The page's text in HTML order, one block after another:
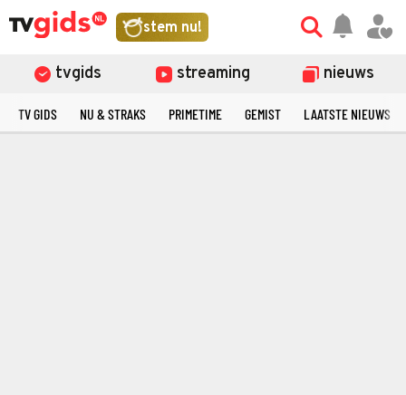
stem nu!
tvgids streaming nieuws
TV GIDS NU & STRAKS PRIMETIME GEMIST LAATSTE NIEUWS